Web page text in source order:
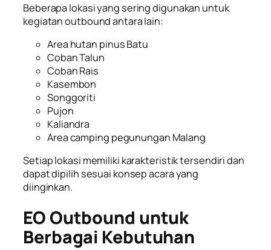
Beberapa lokasi yang sering digunakan untuk
kegiatan outbound antara lain:
Area hutan pinus Batu
Coban Talun
Coban Rais
Kasembon
Songgoriti
Pujon
Kaliandra
Area camping pegunungan Malang
Setiap lokasi memiliki karakteristik tersendiri dan
dapat dipilih sesuai konsep acara yang
diinginkan.
EO Outbound untuk
Berbagai Kebutuhan